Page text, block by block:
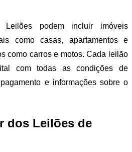
podem incluir imóveis
como casas, apartamentos e
como carros e motos. Cada leilão
com todas as condições de
e informações sobre o
dos Leilões de